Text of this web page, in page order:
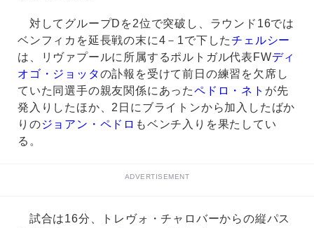
対してグループDを2位で突破し、ラウンド16では
ベンフィカを延長戦の末に4－1で下したチェルシー
は、リヴァプールに所属するポルトガル代表FWディ
オゴ・ジョッタの訃報を受けて前日の練習を欠席し
ていた同選手の親友関係にあったペドロ・ネト が先
発入りしたほか、2日にブライトンから加入したばか
りのジョアン・ペドロ もベンチ入りを果たしてい
る。
ADVERTISEMENT
試合は16分、トレヴォ・チャロバーからの縦パス